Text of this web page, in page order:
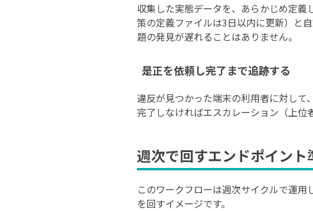
収集した実態データを、あらかじめ定
策の定義ファイルは3日以内に更新）と
題の発見が遅れることはありません。
是正を依頼し完了まで追跡する
違反が見つかった端末の利用者に対して
完了しなければエスカレーション（上位
週次で回すエンドポイン
このワークフローは週次サイクルで運
を回すイメージです。